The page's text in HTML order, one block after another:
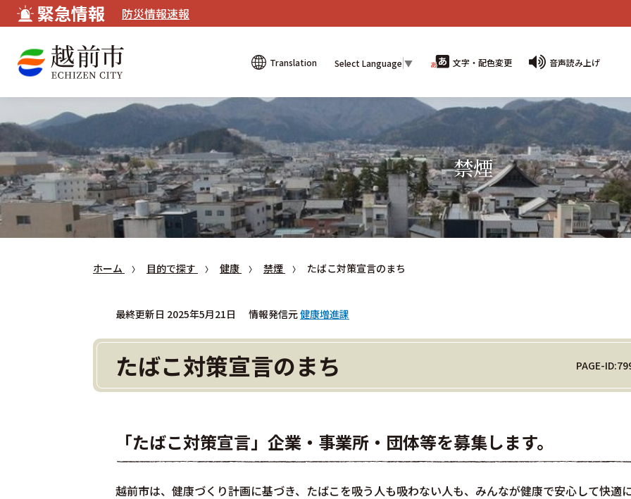
緊急情報 防災情報速報
Translation Select Language▼ 文字・配色変更 音声読み上げ
禁煙
ホーム 目的で探す 健康 禁煙 たばこ対策宣言のまち
最終更新日 2025年5月21日 情報発信元健康増進課
たばこ対策宣言のまち PAGE-
「たばこ対策宣言」企業・事業所・団体等を募集します。
越前市は、健康づくり計画に基づき、たばこを吸う人も吸わない人も、みんなが健康で安心して快適